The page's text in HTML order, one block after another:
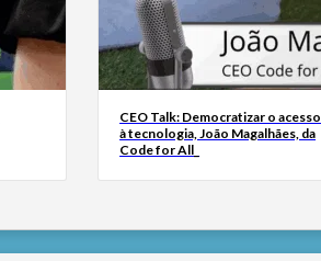
CEO Talk: Democratizar o acesso
à tecnologia, João Magalhães, da
Code for All_